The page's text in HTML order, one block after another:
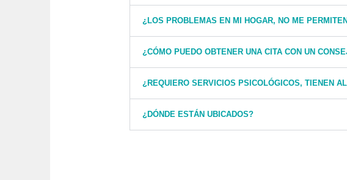
¿LOS PROBLEMAS EN MI HOGAR, NO ME
¿CÓMO PUEDO OBTENER UNA CITA CON UN
¿REQUIERO SERVICIOS PSICOLÓGICOS, TIENEN
¿DÓNDE ESTÁN UBICADOS?